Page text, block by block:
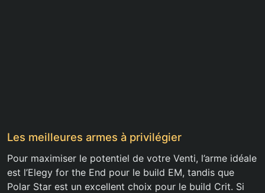
Les meilleures armes à privilégier
Pour maximiser le potentiel de votre Venti, l’arme idéale
est l’Elegy for the End pour le build EM, tandis que
Polar Star est un excellent choix pour le build Crit. Si